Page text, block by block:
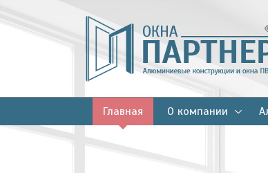
Главная О компании